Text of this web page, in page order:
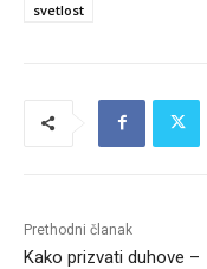
svetlost
Prethodni članak
Kako prizvati duhove –